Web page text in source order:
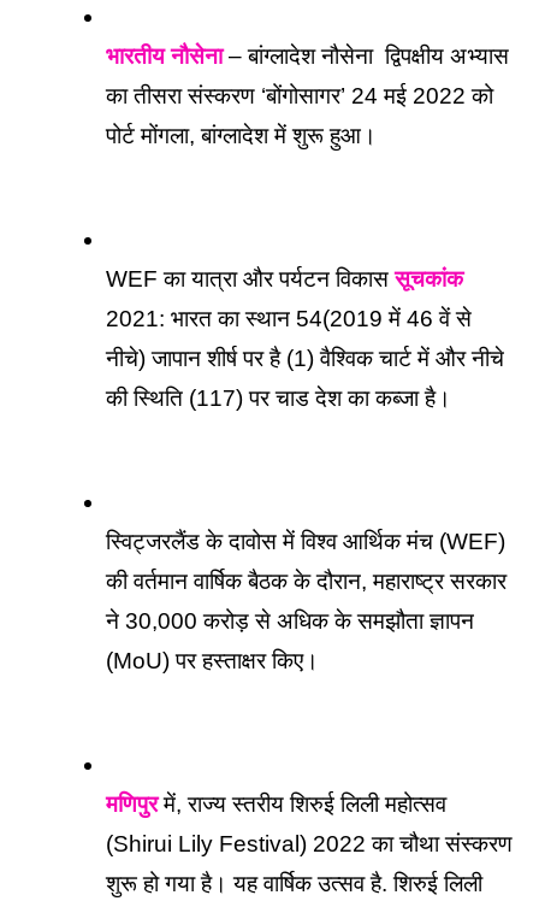
भारतीय नौसेना – बांग्लादेश नौसेना  द्विपक्षीय अभ्यास
का तीसरा संस्करण ‘बोंगोसागर’ 24 मई 2022 को
पोर्ट मोंगला, बांग्लादेश में शुरू हुआ।
WEF का यात्रा और पर्यटन विकास सूचकांक
2021: भारत का स्थान 54(2019 में 46 वें से
नीचे) जापान शीर्ष पर है (1) वैश्विक चार्ट में और नीचे
की स्थिति (117) पर चाड देश का कब्जा है।
स्विट्जरलैंड के दावोस में विश्व आर्थिक मंच (WEF)
की वर्तमान वार्षिक बैठक के दौरान, महाराष्ट्र सरकार
ने 30,000 करोड़ से अधिक के समझौता ज्ञापन
(MoU) पर हस्ताक्षर किए।
मणिपुर में, राज्य स्तरीय शिरुई लिली महोत्सव
(Shirui Lily Festival) 2022 का चौथा संस्करण
शुरू हो गया है। यह वार्षिक उत्सव है. शिरुई लिली